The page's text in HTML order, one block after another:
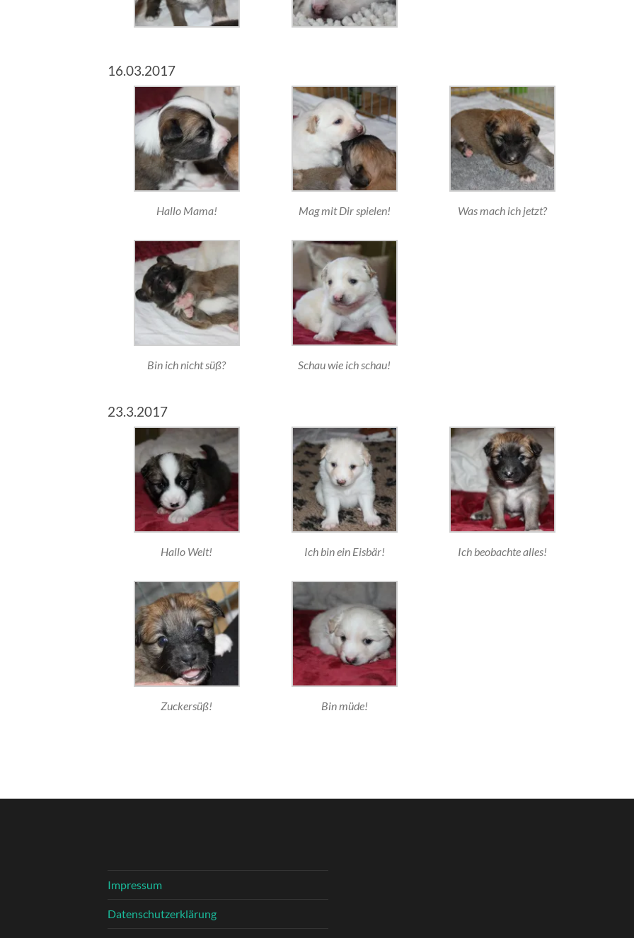
16.03.2017
Hallo Mama! Mag mit Dir spielen! Was mach ich jetzt?
Bin ich nicht süß? Schau wie ich schau!
23.3.2017
Hallo Welt! Ich bin ein Eisbär! Ich beobachte alles!
Zuckersüß! Bin müde!
Impressum
Datenschutzerklärung